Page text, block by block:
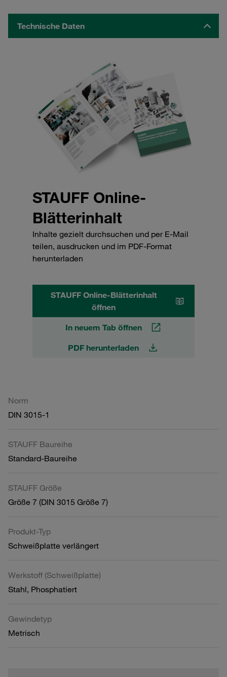
Technische Daten
STAUFF Online-
Blätterinhalt
Inhalte gezielt durchsuchen und per E-Mail
teilen, ausdrucken und im PDF-Format
herunterladen
STAUFF Online-Blätterinhalt
öffnen
In neuem Tab öffnen
PDF herunterladen
Norm
DIN 3015-1
STAUFF Baureihe
Standard-Baureihe
STAUFF Größe
Größe 7 (DIN 3015 Größe 7)
Produkt-Typ
Schweißplatte verlängert
Werkstoff (Schweißplatte)
Stahl, Phosphatiert
Gewindetyp
Metrisch